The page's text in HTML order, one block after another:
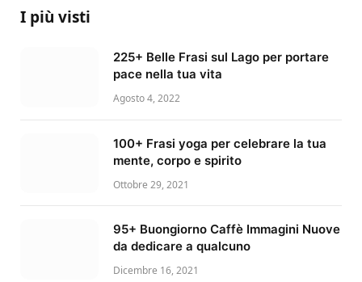
I più visti
225+ Belle Frasi sul Lago per portare
pace nella tua vita
Agosto 4, 2022
100+ Frasi yoga per celebrare la tua
mente, corpo e spirito
Ottobre 29, 2021
95+ Buongiorno Caffè Immagini Nuove
da dedicare a qualcuno
Dicembre 16, 2021